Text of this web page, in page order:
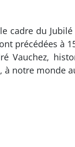
du
précédées à
Vauchez,
notre monde